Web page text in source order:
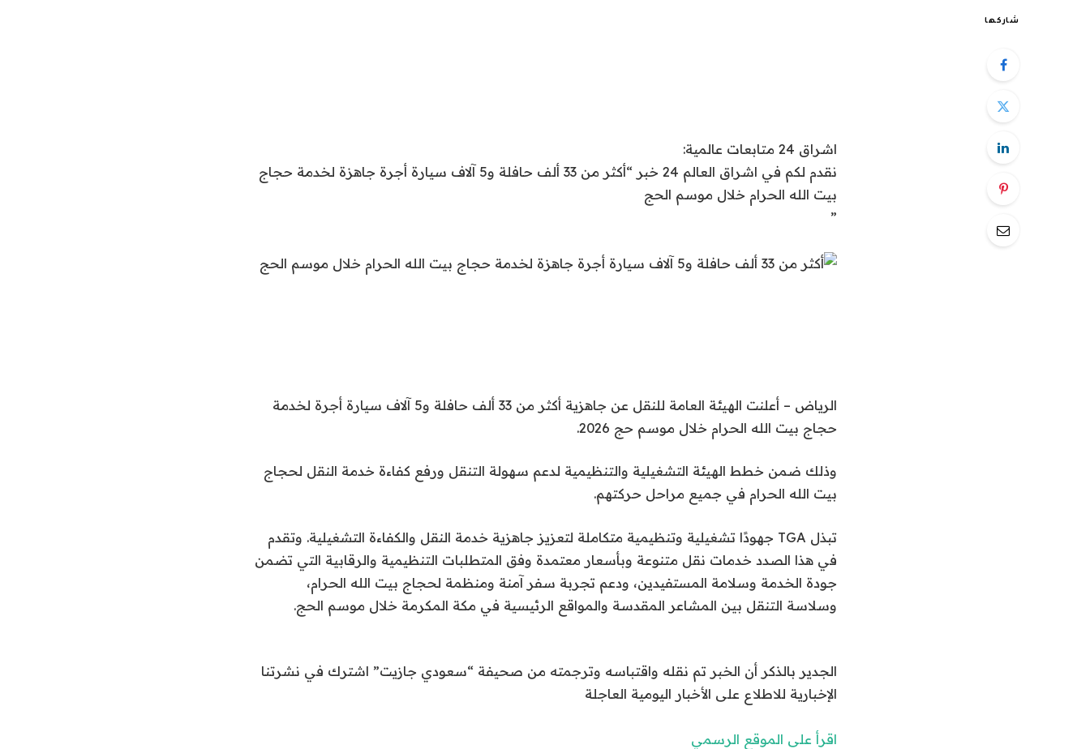
شاركها
اشراق 24 متابعات عالمية:
نقدم لكم في اشراق العالم 24 خبر “أكثر من 33 ألف حافلة و5 آلاف سيارة أجرة جاهزة لخدمة حجاج
بيت الله الحرام خلال موسم الحج
”
الرياض – أعلنت الهيئة العامة للنقل عن جاهزية أكثر من 33 ألف حافلة و5 آلاف سيارة أجرة لخدمة
حجاج بيت الله الحرام خلال موسم حج 2026.
وذلك ضمن خطط الهيئة التشغيلية والتنظيمية لدعم سهولة التنقل ورفع كفاءة خدمة النقل لحجاج
بيت الله الحرام في جميع مراحل حركتهم.
تبذل TGA جهودًا تشغيلية وتنظيمية متكاملة لتعزيز جاهزية خدمة النقل والكفاءة التشغيلية. وتقدم
في هذا الصدد خدمات نقل متنوعة وبأسعار معتمدة وفق المتطلبات التنظيمية والرقابية التي تضمن
جودة الخدمة وسلامة المستفيدين، ودعم تجربة سفر آمنة ومنظمة لحجاج بيت الله الحرام،
وسلاسة التنقل بين المشاعر المقدسة والمواقع الرئيسية في مكة المكرمة خلال موسم الحج.
الجدير بالذكر أن الخبر تم نقله واقتباسه وترجمته من صحيفة “سعودي جازيت” اشترك في نشرتنا
الإخبارية للاطلاع على الأخبار اليومية العاجلة
اقرأ على الموقع الرسمي